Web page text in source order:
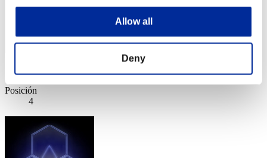
Allow all
Deny
Posición
4